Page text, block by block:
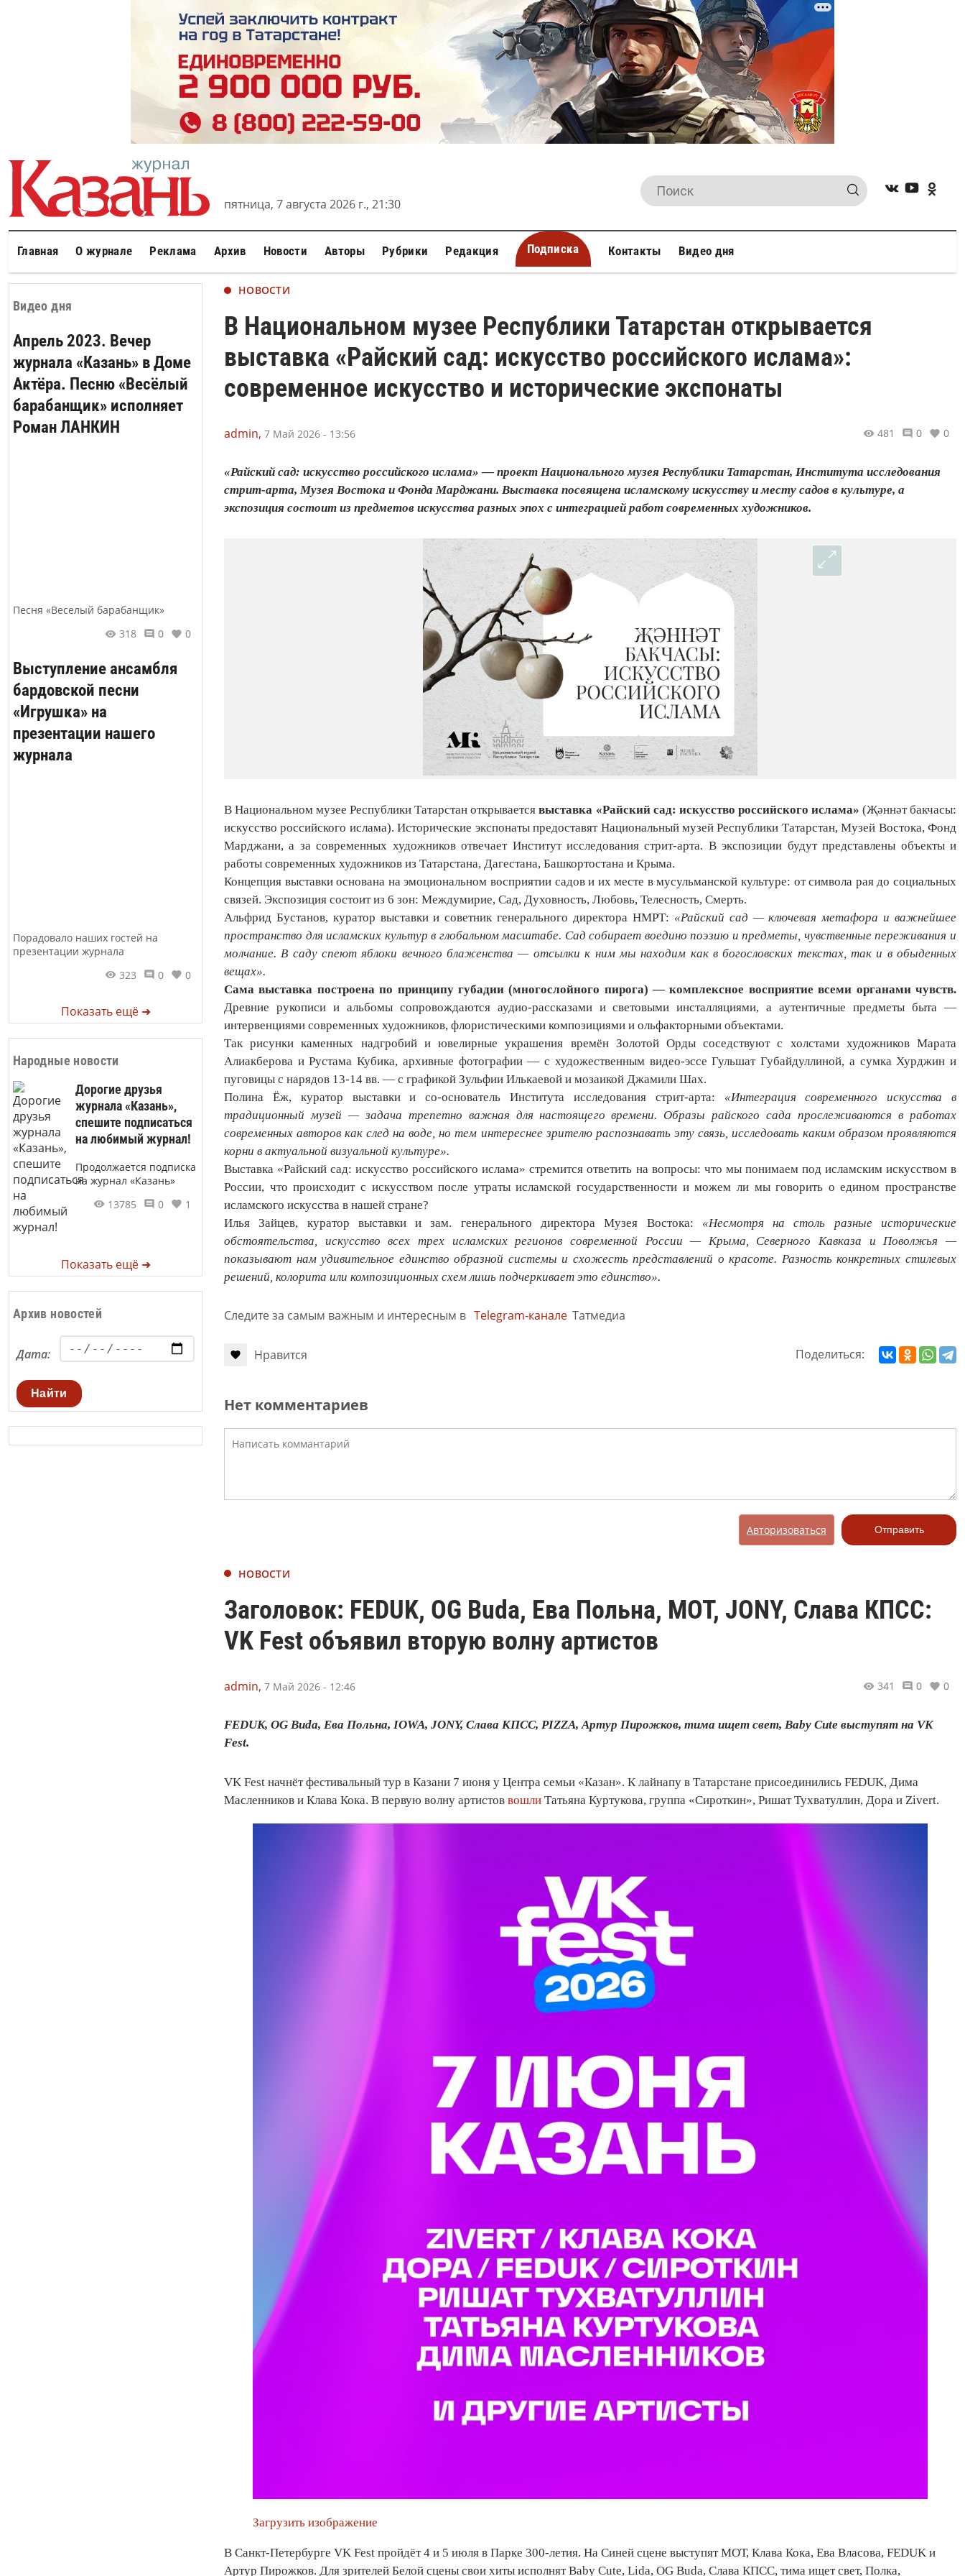
пятница, 7 августа 2026 г., 21:30
Главная О журнале Реклама Архив Новости Авторы Рубрики Редакция Подписка Контакты Видео дня
Видео дня
Апрель 2023. Вечер
журнала «Казань» в Доме
Актёра. Песню «Весёлый
барабанщик» исполняет
Роман ЛАНКИН
Песня «Веселый барабанщик»
318
0 0
Выступление ансамбля
бардовской песни
«Игрушка» на
презентации нашего
журнала
Порадовало наших гостей на
презентации журнала
323
0 0
Показать ещё ➜
Народные новости
Дорогие друзья
журнала «Казань»,
спешите подписаться
на любимый журнал!
Продолжается подписка
на журнал «Казань»
13785
0 1
Показать ещё ➜
Архив новостей
Дата:
Найти
НОВОСТИ
В Национальном музее Республики Татарстан открывается
выставка «Райский сад: искусство российского ислама»:
современное искусство и исторические экспонаты
admin, 7 Май 2026 - 13:56 481 0 0
«Райский сад: искусство российского ислама» — проект Национального музея Республики Татарстан, Института исследования
стрит-арта, Музея Востока и Фонда Марджани. Выставка посвящена исламскому искусству и месту садов в культуре, а
экспозиция состоит из предметов искусства разных эпох с интеграцией работ современных художников.
В Национальном музее Республики Татарстан открывается выставка «Райский сад: искусство российского ислама» (Җәннәт бакчасы:
искусство российского ислама). Исторические экспонаты предоставят Национальный музей Республики Татарстан, Музей Востока, Фонд
Марджани, а за современных художников отвечает Институт исследования стрит-арта. В экспозиции будут представлены объекты и
работы современных художников из Татарстана, Дагестана, Башкортостана и Крыма.
Концепция выставки основана на эмоциональном восприятии садов и их месте в мусульманской культуре: от символа рая до социальных
связей. Экспозиция состоит из 6 зон: Междумирие, Сад, Духовность, Любовь, Телесность, Смерть.
Альфрид Бустанов, куратор выставки и советник генерального директора НМРТ: «Райский сад — ключевая метафора и важнейшее
пространство для исламских культур в глобальном масштабе. Сад собирает воедино поэзию и предметы, чувственные переживания и
молчание. В саду спеют яблоки вечного блаженства — отсылки к ним мы находим как в богословских текстах, так и в обыденных
вещах».
Сама выставка построена по принципу губадии (многослойного пирога) — комплексное восприятие всеми органами чувств.
Древние рукописи и альбомы сопровождаются аудио-рассказами и световыми инсталляциями, а аутентичные предметы быта —
интервенциями современных художников, флористическими композициями и ольфакторными объектами.
Так рисунки каменных надгробий и ювелирные украшения времён Золотой Орды соседствуют с холстами художников Марата
Алиакберова и Рустама Кубика, архивные фотографии — с художественным видео-эссе Гульшат Губайдуллиной, а сумка Хурджин и
пуговицы с нарядов 13-14 вв. — с графикой Зульфии Илькаевой и мозаикой Джамили Шах.
Полина Ёж, куратор выставки и со-основатель Института исследования стрит-арта: «Интеграция современного искусства в
традиционный музей — задача трепетно важная для настоящего времени. Образы райского сада прослеживаются в работах
современных авторов как след на воде, но тем интереснее зрителю распознавать эту связь, исследовать каким образом проявляются
корни в актуальной визуальной культуре».
Выставка «Райский сад: искусство российского ислама» стремится ответить на вопросы: что мы понимаем под исламским искусством в
России, что происходит с искусством после утраты исламской государственности и можем ли мы говорить о едином пространстве
исламского искусства в нашей стране?
Илья Зайцев, куратор выставки и зам. генерального директора Музея Востока: «Несмотря на столь разные исторические
обстоятельства, искусство всех трех исламских регионов современной России — Крыма, Северного Кавказа и Поволжья —
показывают нам удивительное единство образной системы и схожесть представлений о красоте. Разность конкретных стилевых
решений, колорита или композиционных схем лишь подчеркивает это единство».
Следите за самым важным и интересным в Telegram-канале Татмедиа
Нравится Поделиться:
Нет комментариев
Авторизоваться Отправить
НОВОСТИ
Заголовок: FEDUK, OG Buda, Ева Польна, МОТ, JONY, Слава КПСС:
VK Fest объявил вторую волну артистов
admin, 7 Май 2026 - 12:46 341 0 0
FEDUK, OG Buda, Ева Польна, IOWA, JONY, Слава КПСС, PIZZA, Артур Пирожков, тима ищет свет, Baby Cute выступят на VK
Fest.
VK Fest начнёт фестивальный тур в Казани 7 июня у Центра семьи «Казан». К лайнапу в Татарстане присоединились FEDUK, Дима
Масленников и Клава Кока. В первую волну артистов вошли Татьяна Куртукова, группа «Сироткин», Ришат Тухватуллин, Дора и Zivert.
Загрузить изображение
В Санкт-Петербурге VK Fest пройдёт 4 и 5 июля в Парке 300-летия. На Синей сцене выступят МОТ, Клава Кока, Ева Власова, FEDUK и
Артур Пирожков. Для зрителей Белой сцены свои хиты исполнят Baby Cute, Lida, OG Buda, Слава КПСС, тима ищет свет, Полка,